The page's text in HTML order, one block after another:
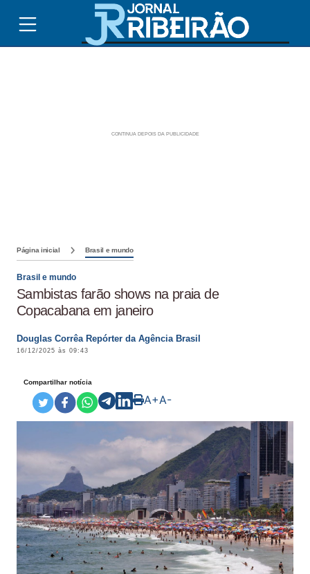
Página inicial Brasil e mundo
Brasil e mundo
Sambistas farão shows na praia de
Copacabana em janeiro
Douglas Corrêa Repórter da Agência Brasil
16/12/2025 às 09:43
Compartilhar notícia
A+A-